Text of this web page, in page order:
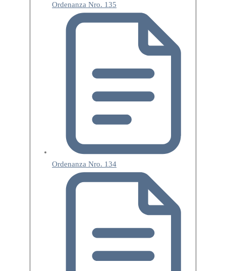
Ordenanza Nro. 135
Ordenanza Nro. 134